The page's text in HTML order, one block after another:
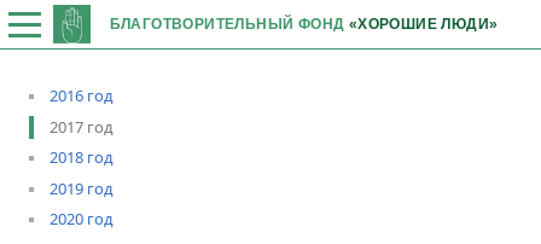
БЛАГОТВОРИТЕЛЬНЫЙ ФОНД «ХОРОШИЕ ЛЮДИ»
2016 год
2017 год
2018 год
2019 год
2020 год